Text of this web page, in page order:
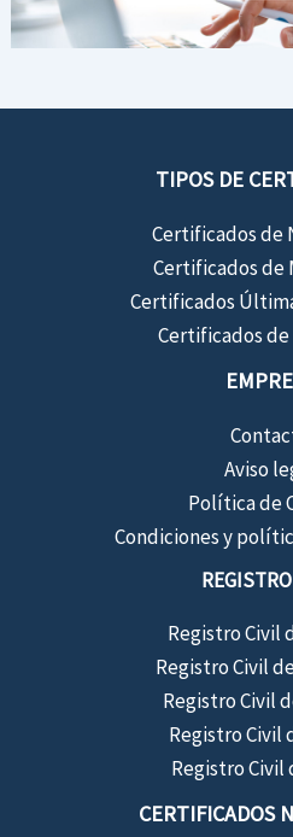
TIPOS DE
Certificados de
Certificados de
Certificados
Certificados
Aviso
Política de
Condiciones y
Registro Civil
Registro Civil
Registro Civil
Registro Civil
Registro Civil
CERTIFICADOS